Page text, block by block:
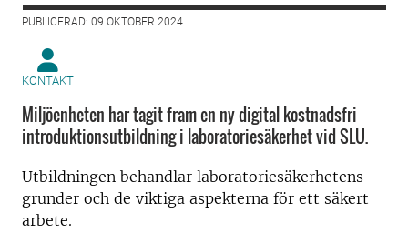
PUBLICERAD: 09 OKTOBER 2024
KONTAKT
Miljöenheten har tagit fram en ny digital kostnadsfri
introduktionsutbildning i laboratoriesäkerhet vid SLU.
Utbildningen behandlar laboratoriesäkerhetens
grunder och de viktiga aspekterna för ett säkert
arbete.